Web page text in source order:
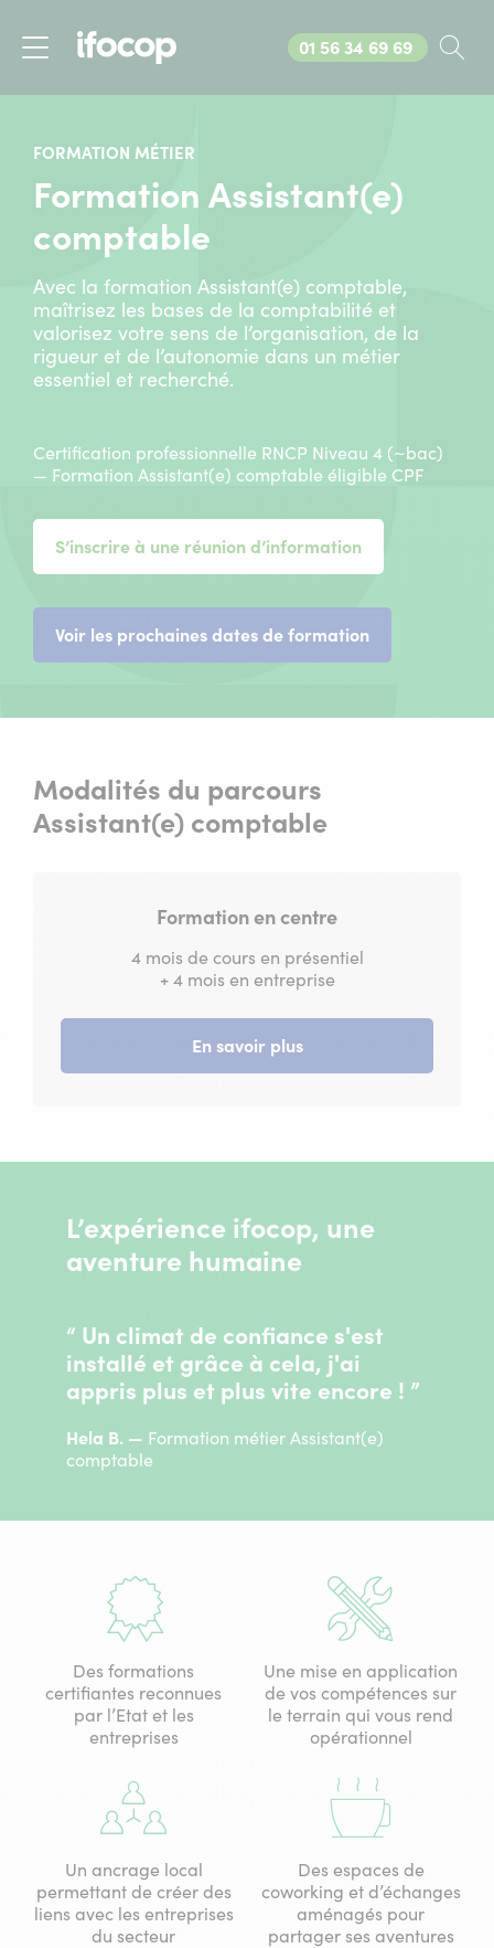
Appelez-nous au
01 56 34 69 69
FORMATION MÉTIER
Formation Assistant(e)
comptable
Avec la formation Assistant(e) comptable,
maîtrisez les bases de la comptabilité et
valorisez votre sens de l’organisation, de la
rigueur et de l’autonomie dans un métier
essentiel et recherché.
Certification professionnelle RNCP Niveau 4 (~bac)
— Formation Assistant(e) comptable éligible CPF
S’inscrire à une réunion d’information
Voir les prochaines dates de formation(nouvelle
fenêtre)
Modalités du parcours
Assistant(e) comptable
Formation en centre
4 mois de cours en présentiel
+ 4 mois en entreprise
En savoir plus
L’expérience ifocop, une
aventure humaine
“ Un climat de confiance s'est
installé et grâce à cela, j'ai
appris plus et plus vite encore ! ”
Hela B.
Formation métier Assistant(e)
comptable
Des formations
certifiantes reconnues
par l’Etat et les
entreprises
Une mise en application
de vos compétences sur
le terrain qui vous rend
opérationnel
Un ancrage local
permettant de créer des
liens avec les entreprises
du secteur
Des espaces de
coworking et d’échanges
aménagés pour
partager ses aventures